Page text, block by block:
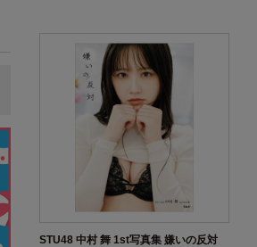
STU48 中村 舞 1st写真集 嫌いの反対